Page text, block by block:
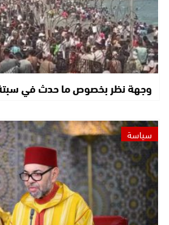
وجهة نظر بخصوص ما حدث في
سياسة